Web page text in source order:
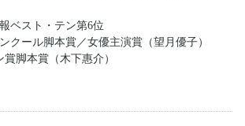
ベスト・テン第6位
クール脚本賞／女優主演賞（望月優子）
脚本賞（木下惠介）